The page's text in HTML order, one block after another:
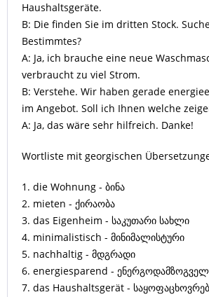
Haushaltsgeräte.
B: Die finden Sie im dritten Stock.
Bestimmtes?
A: Ja, ich brauche eine neue
verbraucht zu viel Strom.
B: Verstehe. Wir haben gerade
im Angebot. Soll ich Ihnen welche
A: Ja, das wäre sehr hilfreich. Danke!
Wortliste mit georgischen
1. die Wohnung - ბინა
2. mieten - ქირაობა
3. das Eigenheim - საკუთარი სახლი
4. minimalistisch - მინიმალისტური
5. nachhaltig - მდგრადი
6. energiesparend -
7. das Haushaltsgerät -